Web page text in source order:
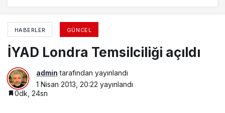
HABERLER GÜNCEL
İYAD Londra Temsilciliği açıldı
admin tarafından yayınlandı
1 Nisan 2013, 20:22 yayınlandı
0dk, 24sn